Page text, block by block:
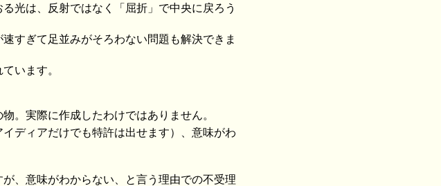
光は、反射ではなく「屈折」で中央に戻ろう
すぎて足並みがそろわない問題も解決できま
います。
。実際に作成したわけではありません。
ディアだけでも特許は出せます）、意味がわ
、意味がわからない、と言う理由での不受理